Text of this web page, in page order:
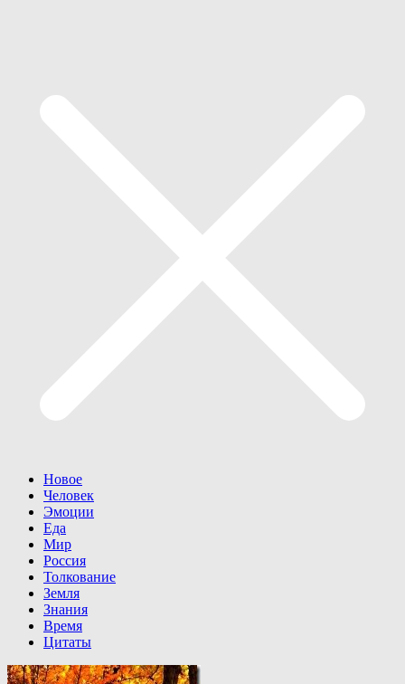
Новое
Человек
Эмоции
Еда
Мир
Россия
Толкование
Земля
Знания
Время
Цитаты